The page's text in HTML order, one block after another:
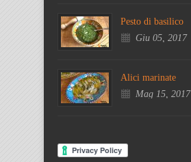
Pesto di basilico
Giu 05, 2017
Alici marinate
Mag 15, 2017